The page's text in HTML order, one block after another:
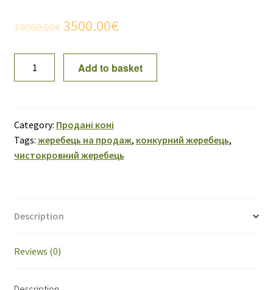
10000.00€ Original
was:
3500.00€Current
is:
quantity
Add to basket
Category: Продані коні
Tags: жеребець на продаж, конкурний жеребець,
чистокровний жеребець
Description
Reviews (0)